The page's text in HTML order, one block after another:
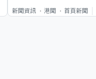
新聞資訊 港聞 首頁新聞